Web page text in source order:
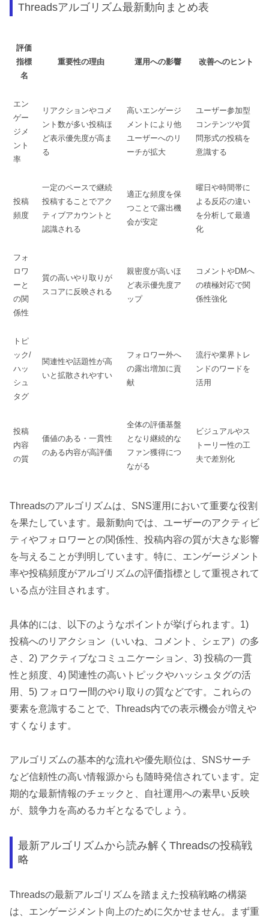
Threadsアルゴリズム最新動向まとめ表
評価
指標
名
重要性の理由 運用への影響 改善へのヒント
エン
ゲー
ジメ
ント
率
リアクションやコメ
ント数が多い投稿ほ
ど表示優先度が高ま
る
高いエンゲージ
メントにより他
ユーザーへのリ
ーチが拡大
ユーザー参加型
コンテンツや質
問形式の投稿を
意識する
投稿
頻度
一定のペースで継続
投稿することでアク
ティブアカウントと
認識される
適正な頻度を保
つことで露出機
会が安定
曜日や時間帯に
よる反応の違い
を分析して最適
化
フォ
ロワ
ーと
の関
係性
質の高いやり取りが
スコアに反映される
親密度が高いほ
ど表示優先度ア
ップ
コメントやDMへ
の積極対応で関
係性強化
トピ
ック/
ハッ
シュ
タグ
関連性や話題性が高
いと拡散されやすい
フォロワー外へ
の露出増加に貢
献
流行や業界トレ
ンドのワードを
活用
投稿
内容
の質
価値のある・一貫性
のある内容が高評価
全体の評価基盤
となり継続的な
ファン獲得につ
ながる
ビジュアルやス
トーリー性の工
夫で差別化
Threadsのアルゴリズムは、SNS運用において重要な役割
を果たしています。最新動向では、ユーザーのアクティビ
ティやフォロワーとの関係性、投稿内容の質が大きな影響
を与えることが判明しています。特に、エンゲージメント
率や投稿頻度がアルゴリズムの評価指標として重視されて
いる点が注目されます。
具体的には、以下のようなポイントが挙げられます。1)
投稿へのリアクション（いいね、コメント、シェア）の多
さ、2) アクティブなコミュニケーション、3) 投稿の一貫
性と頻度、4) 関連性の高いトピックやハッシュタグの活
用、5) フォロワー間のやり取りの質などです。これらの
要素を意識することで、Threads内での表示機会が増えや
すくなります。
アルゴリズムの基本的な流れや優先順位は、SNSサーチ
など信頼性の高い情報源からも随時発信されています。定
期的な最新情報のチェックと、自社運用への素早い反映
が、競争力を高めるカギとなるでしょう。
最新アルゴリズムから読み解くThreadsの投稿戦
略
Threadsの最新アルゴリズムを踏まえた投稿戦略の構築
は、エンゲージメント向上のために欠かせません。まず重